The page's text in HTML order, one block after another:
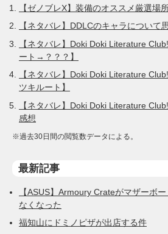
【ゼノブレX】装備のオススメ厳選場
【ネタバレ】DDLCのキャラについて
【ネタバレ】Doki Doki Literature
ート→？？？】
【ネタバレ】Doki Doki Literature
ツキルート】
【ネタバレ】Doki Doki Literature
感想
※過去30日間の閲覧数データによる。
最新記事
【ASUS】Armoury Crateがマザーボ
なくなった
福知山にドミノピザが出店する件